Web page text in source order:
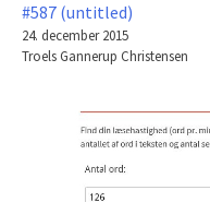
#587 (untitled)
24. december 2015
Troels Gannerup Christensen